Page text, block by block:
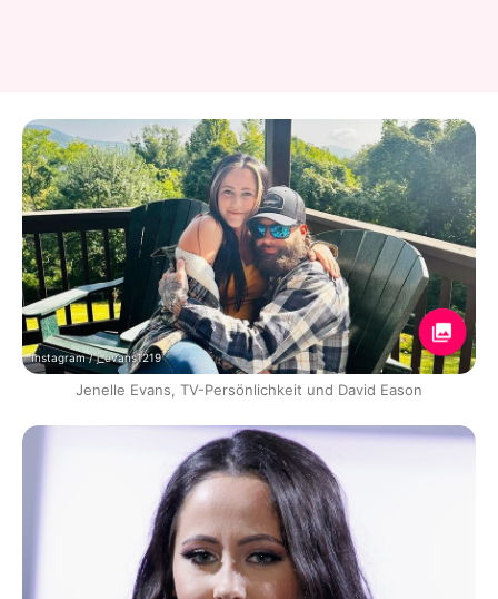
Instagram / j_evans1219
Jenelle Evans, TV-Persönlichkeit und David Eason